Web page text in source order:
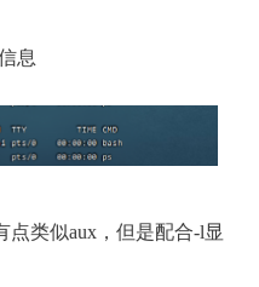
息
类似aux，但是配合-l显